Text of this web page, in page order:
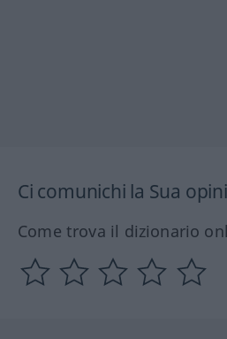
Ci comunichi la Sua
Come trova il dizionario